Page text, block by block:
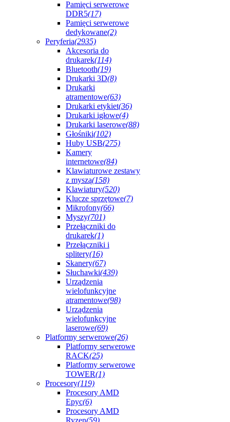
Pamięci serwerowe
DDR5(17)
Pamięci serwerowe
dedykowane(2)
Peryferia(2935)
Akcesoria do
drukarek(114)
Bluetooth(19)
Drukarki 3D(8)
Drukarki
atramentowe(63)
Drukarki etykiet(36)
Drukarki igłowe(4)
Drukarki laserowe(88)
Głośniki(102)
Huby USB(275)
Kamery
internetowe(84)
Klawiaturowe zestawy
z myszą(158)
Klawiatury(520)
Klucze sprzętowe(7)
Mikrofony(66)
Myszy(701)
Przełączniki do
drukarek(1)
Przełączniki i
splitery(16)
Skanery(67)
Słuchawki(439)
Urządzenia
wielofunkcyjne
atramentowe(98)
Urządzenia
wielofunkcyjne
laserowe(69)
Platformy serwerowe(26)
Platformy serwerowe
RACK(25)
Platformy serwerowe
TOWER(1)
Procesory(119)
Procesory AMD
Epyc(6)
Procesory AMD
Ryzen(59)